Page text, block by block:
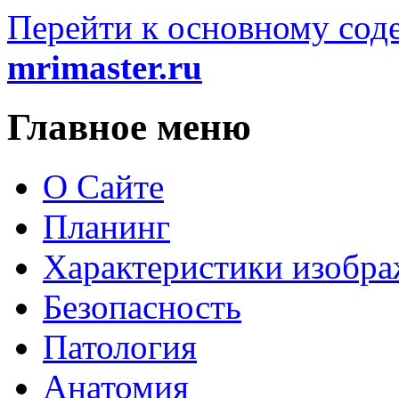
Перейти к основному
mrimaster.ru
Главное меню
О Сайте
Планинг
Характеристики
Безопасность
Патология
Анатомия